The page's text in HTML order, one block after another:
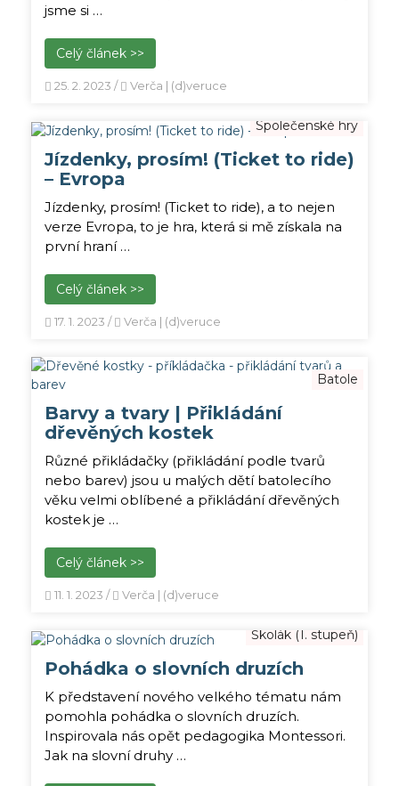
jsme si …
Celý článek >>
25. 2. 2023 / Verča | (d)veruce
Společenské hry
Jízdenky, prosím! (Ticket to ride)
– Evropa
Jízdenky, prosím! (Ticket to ride), a to nejen
verze Evropa, to je hra, která si mě získala na
první hraní …
Celý článek >>
17. 1. 2023 / Verča | (d)veruce
Batole
Barvy a tvary | Přikládání
dřevěných kostek
Různé přikládačky (přikládání podle tvarů
nebo barev) jsou u malých dětí batolecího
věku velmi oblíbené a přikládání dřevěných
kostek je …
Celý článek >>
11. 1. 2023 / Verča | (d)veruce
Školák (1. stupeň)
Pohádka o slovních druzích
K představení nového velkého tématu nám
pomohla pohádka o slovních druzích.
Inspirovala nás opět pedagogika Montessori.
Jak na slovní druhy …